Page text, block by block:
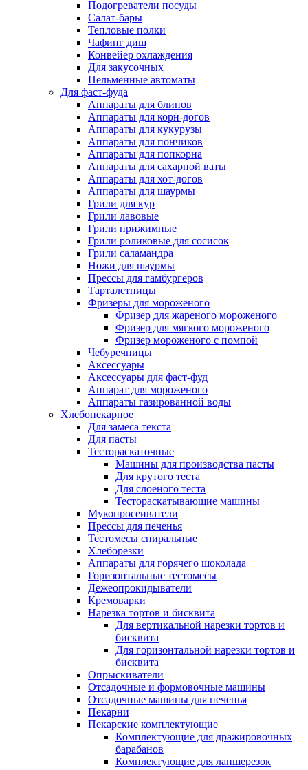
Подогреватели посуды
Салат-бары
Тепловые полки
Чафинг диш
Конвейер охлаждения
Для закусочных
Пельменные автоматы
Для фаст-фуда
Аппараты для блинов
Аппараты для корн-догов
Аппараты для кукурузы
Аппараты для пончиков
Аппараты для попкорна
Аппараты для сахарной ваты
Аппараты для хот-догов
Аппараты для шаурмы
Грили для кур
Грили лавовые
Грили прижимные
Грили роликовые для сосисок
Грили саламандра
Ножи для шаурмы
Прессы для гамбургеров
Тарталетницы
Фризеры для мороженого
Фризер для жареного мороженого
Фризер для мягкого мороженого
Фризер мороженого с помпой
Чебуречницы
Аксессуары
Аксессуары для фаст-фуд
Аппарат для мороженого
Аппараты газированной воды
Хлебопекарное
Для замеса текста
Для пасты
Тестораскаточные
Машины для производства пасты
Для крутого теста
Для слоеного теста
Тестораскатывающие машины
Мукопросеиватели
Прессы для печенья
Тестомесы спиральные
Хлеборезки
Аппараты для горячего шоколада
Горизонтальные тестомесы
Дежеопрокидыватели
Кремоварки
Нарезка тортов и бисквита
Для вертикальной нарезки тортов и
бисквита
Для горизонтальной нарезки тортов и
бисквита
Опрыскиватели
Отсадочные и формовочные машины
Отсадочные машины для печенья
Пекарни
Пекарские комплектующие
Комплектующие для дражировочных
барабанов
Комплектующие для лапшерезок